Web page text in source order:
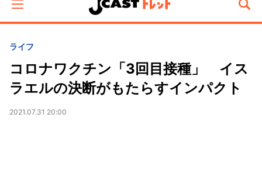
ライフ
コロナワクチン「3回目接種」 イス
ラエルの決断がもたらすインパクト
2021.07.31 20:00